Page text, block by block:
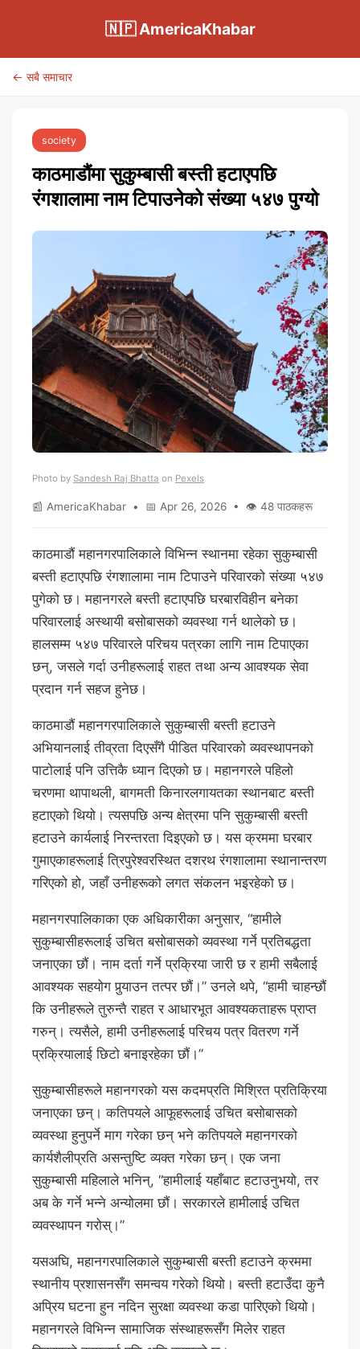
🇳🇵 AmericaKhabar
← सबै समाचार
society
काठमाडौंमा सुकुम्बासी बस्ती हटाएपछि
रंगशालामा नाम टिपाउनेको संख्या ५४७ पुग्यो
Photo by Sandesh Raj Bhatta on Pexels
📰 AmericaKhabar • 📅 Apr 26, 2026 • 👁 48 पाठकहरू
काठमाडौं महानगरपालिकाले विभिन्न स्थानमा रहेका सुकुम्बासी
बस्ती हटाएपछि रंगशालामा नाम टिपाउने परिवारको संख्या ५४७
पुगेको छ। महानगरले बस्ती हटाएपछि घरबारविहीन बनेका
परिवारलाई अस्थायी बसोबासको व्यवस्था गर्न थालेको छ।
हालसम्म ५४७ परिवारले परिचय पत्रका लागि नाम टिपाएका
छन्, जसले गर्दा उनीहरूलाई राहत तथा अन्य आवश्यक सेवा
प्रदान गर्न सहज हुनेछ।
काठमाडौं महानगरपालिकाले सुकुम्बासी बस्ती हटाउने
अभियानलाई तीव्रता दिएसँगै पीडित परिवारको व्यवस्थापनको
पाटोलाई पनि उत्तिकै ध्यान दिएको छ। महानगरले पहिलो
चरणमा थापाथली, बागमती किनारलगायतका स्थानबाट बस्ती
हटाएको थियो। त्यसपछि अन्य क्षेत्रमा पनि सुकुम्बासी बस्ती
हटाउने कार्यलाई निरन्तरता दिइएको छ। यस क्रममा घरबार
गुमाएकाहरूलाई त्रिपुरेश्वरस्थित दशरथ रंगशालामा स्थानान्तरण
गरिएको हो, जहाँ उनीहरूको लगत संकलन भइरहेको छ।
महानगरपालिकाका एक अधिकारीका अनुसार, “हामीले
सुकुम्बासीहरूलाई उचित बसोबासको व्यवस्था गर्ने प्रतिबद्धता
जनाएका छौं। नाम दर्ता गर्ने प्रक्रिया जारी छ र हामी सबैलाई
आवश्यक सहयोग पुर्‍याउन तत्पर छौं।” उनले थपे, “हामी चाहन्छौं
कि उनीहरूले तुरुन्तै राहत र आधारभूत आवश्यकताहरू प्राप्त
गरुन्। त्यसैले, हामी उनीहरूलाई परिचय पत्र वितरण गर्ने
प्रक्रियालाई छिटो बनाइरहेका छौं।”
सुकुम्बासीहरूले महानगरको यस कदमप्रति मिश्रित प्रतिक्रिया
जनाएका छन्। कतिपयले आफूहरूलाई उचित बसोबासको
व्यवस्था हुनुपर्ने माग गरेका छन् भने कतिपयले महानगरको
कार्यशैलीप्रति असन्तुष्टि व्यक्त गरेका छन्। एक जना
सुकुम्बासी महिलाले भनिन्, “हामीलाई यहाँबाट हटाउनुभयो, तर
अब के गर्ने भन्ने अन्योलमा छौं। सरकारले हामीलाई उचित
व्यवस्थापन गरोस्।”
यसअघि, महानगरपालिकाले सुकुम्बासी बस्ती हटाउने क्रममा
स्थानीय प्रशासनसँग समन्वय गरेको थियो। बस्ती हटाउँदा कुनै
अप्रिय घटना हुन नदिन सुरक्षा व्यवस्था कडा पारिएको थियो।
महानगरले विभिन्न सामाजिक संस्थाहरूसँग मिलेर राहत